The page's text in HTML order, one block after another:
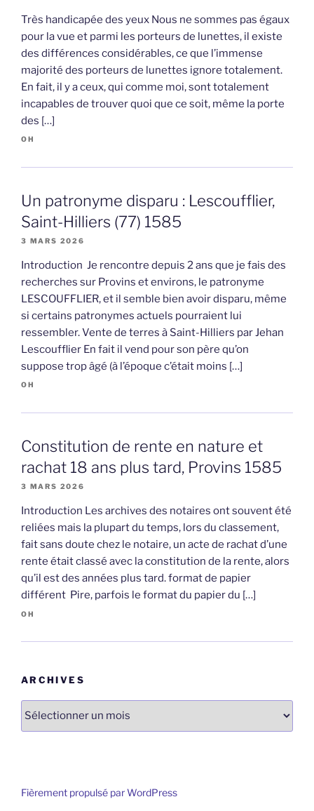
Très handicapée des yeux Nous ne sommes pas égaux
pour la vue et parmi les porteurs de lunettes, il existe
des différences considérables, ce que l’immense
majorité des porteurs de lunettes ignore totalement.
En fait, il y a ceux, qui comme moi, sont totalement
incapables de trouver quoi que ce soit, même la porte
des […]
OH
Un patronyme disparu : Lescoufflier,
Saint-Hilliers (77) 1585
3 MARS 2026
Introduction Je rencontre depuis 2 ans que je fais des
recherches sur Provins et environs, le patronyme
LESCOUFFLIER, et il semble bien avoir disparu, même
si certains patronymes actuels pourraient lui
ressembler. Vente de terres à Saint-Hilliers par Jehan
Lescoufflier En fait il vend pour son père qu’on
suppose trop âgé (à l’époque c’était moins […]
OH
Constitution de rente en nature et
rachat 18 ans plus tard, Provins 1585
3 MARS 2026
Introduction Les archives des notaires ont souvent été
reliées mais la plupart du temps, lors du classement,
fait sans doute chez le notaire, un acte de rachat d’une
rente était classé avec la constitution de la rente, alors
qu’il est des années plus tard. format de papier
différent Pire, parfois le format du papier du […]
OH
ARCHIVES
Archives
Fièrement propulsé par WordPress